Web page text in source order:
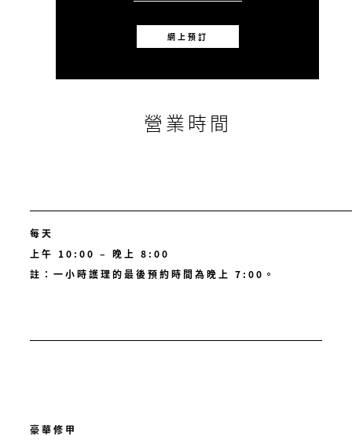
網上預訂
營業時間
每天
上午 10:00 – 晚上 8:00
註：一小時護理的最後預約時間為晚上 7:00。
豪華修甲